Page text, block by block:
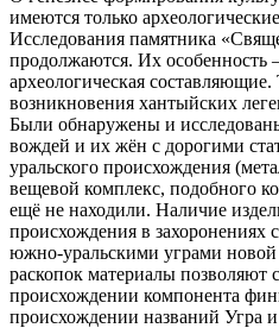
имеются только
Исследования памятника
продолжаются. Их особенность
археологическая
возникновения хантыйских
Были обнаружены и
вождей и их жён с дорогими
уральского происхождения
вещевой комплекс, подобного
ещё не находили. Наличие
происхождения в захоронениях
южно-уральскими уграми
раскопок материалы позволяют
происхождении компонента
происхождении названий Угра